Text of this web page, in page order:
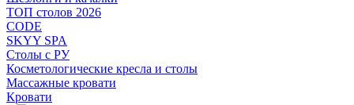
ТОП столов 2026
CODE
SKYY SPA
Столы с РУ
Косметологические кресла и столы
Массажные кровати
Кровати